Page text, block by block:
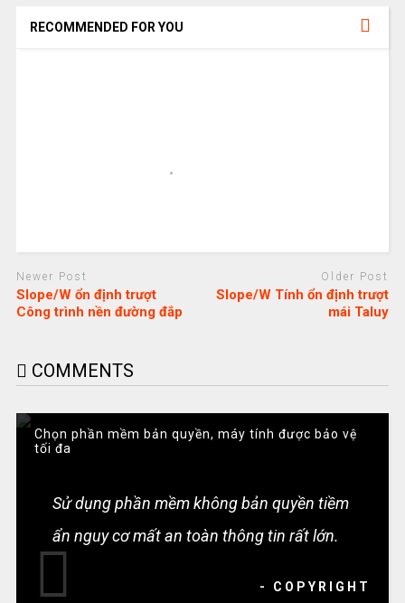
RECOMMENDED FOR YOU
Newer Post
Slope/W ổn định trượt
Công trình nền đường đắp
Older Post
Slope/W Tính ổn định trượt
mái Taluy
COMMENTS
Chọn phần mềm bản quyền, máy tính được bảo vệ
tối đa
Sử dụng phần mềm không bản quyền tiềm
ẩn nguy cơ mất an toàn thông tin rất lớn.
- COPYRIGHT